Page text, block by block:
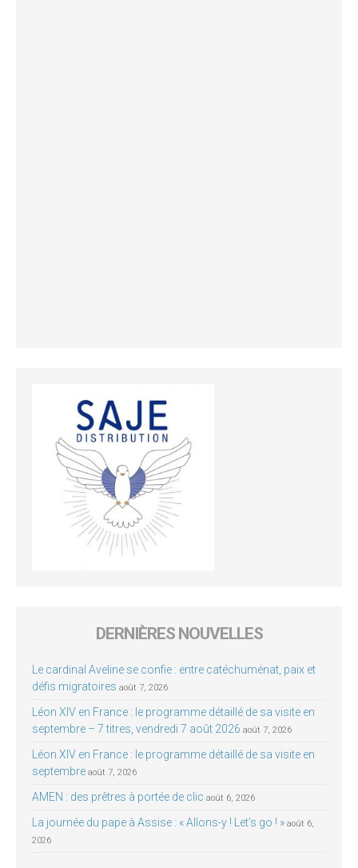
DERNIÈRES NOUVELLES
Le cardinal Aveline se confie : entre catéchuménat, paix et
défis migratoires août 7, 2026
Léon XIV en France : le programme détaillé de sa visite en
septembre – 7 titres, vendredi 7 août 2026 août 7, 2026
Léon XIV en France : le programme détaillé de sa visite en
septembre août 7, 2026
AMEN : des prêtres à portée de clic août 6, 2026
La journée du pape à Assise : « Allons-y ! Let’s go ! » août 6,
2026